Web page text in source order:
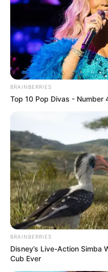
BRAINBERRIES
Top 10 Pop Divas - Number
BRAINBERRIES
Disney’s Live-Action Simba
Cub Ever